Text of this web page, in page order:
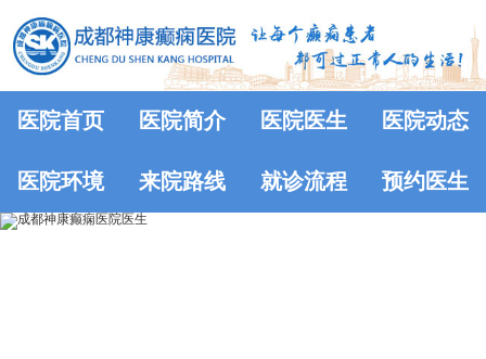
医院首页 医院简介 医院医生 医院动态
医院环境 来院路线 就诊流程 预约医生